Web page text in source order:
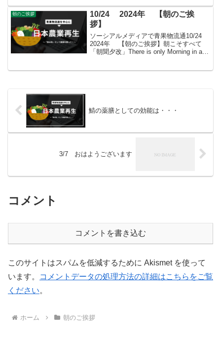
語表記は...
朝のご挨拶
10/24 2024年 【朝のご挨
拶】
ソーシアルメディアで青果物流通10/24
2024年 【朝のご挨拶】朝こそすべて
「朝聞夕改」There is only Morning in all
鯖の薬膳としての効能は・・・
3/7 おはようございます
コメント
コメントを書き込む
このサイトはスパムを低減するために Akismet を使って
います。
コメントデータの処理方法の詳細はこちらをご覧
ください。
ホーム 朝のご挨拶